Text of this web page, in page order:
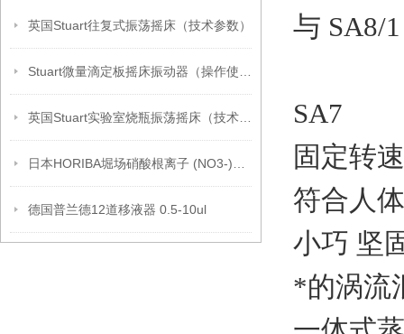
英国Stuart往复式振荡摇床（技术参数）
德国普兰德12道移液器 0.5-10ul
与 SA8/
SA7
固定转
符合人
小巧 坚
*的涡流